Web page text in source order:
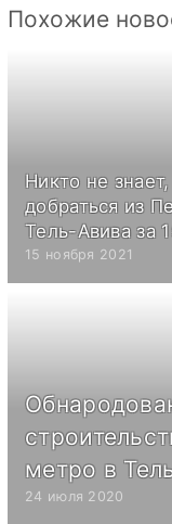
Похожие
Никто не
добраться из
Тель-Авива за
15 ноября 2021
метро в
24 июля 2020